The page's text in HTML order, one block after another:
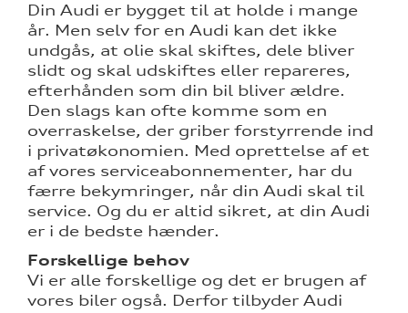
services
5 år?
elbiler
til
Din Audi er bygget til at holde i mange
år. Men selv for en Audi kan det ikke
undgås, at olie skal skiftes, dele bliver
slidt og skal udskiftes eller repareres,
efterhånden som din bil bliver ældre.
Den slags kan ofte komme som en
overraskelse, der griber forstyrrende ind
i privatøkonomien. Med oprettelse af et
af vores serviceabonnementer, har du
færre bekymringer, når din Audi skal til
service. Og du er altid sikret, at din Audi
er i de bedste hænder.
Forskellige behov
Vi er alle forskellige og det er brugen af
vores biler også. Derfor tilbyder Audi